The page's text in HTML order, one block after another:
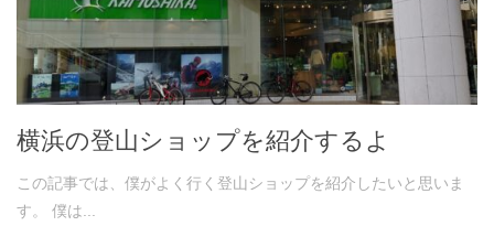
横浜の登山ショップを紹介するよ
この記事では、僕がよく行く登山ショップを紹介したいと思いま
す。 僕は...